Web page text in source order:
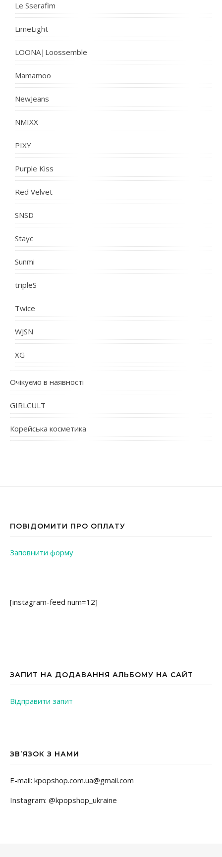
Le Sserafim
LimeLight
LOONA|Loossemble
Mamamoo
NewJeans
NMIXX
PIXY
Purple Kiss
Red Velvet
SNSD
Stayc
Sunmi
tripleS
Twice
WJSN
XG
Очікуємо в наявності
GIRLCULT
Корейська косметика
ПОВІДОМИТИ ПРО ОПЛАТУ
Заповнити форму
[instagram-feed num=12]
ЗАПИТ НА ДОДАВАННЯ АЛЬБОМУ НА САЙТ
Відправити запит
ЗВ’ЯЗОК З НАМИ
E-mail: kpopshop.com.ua@gmail.com
Instagram: @kpopshop_ukraine